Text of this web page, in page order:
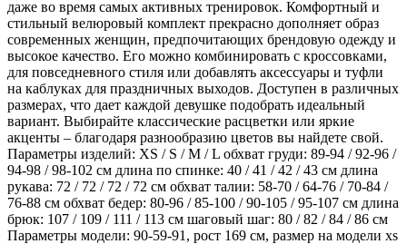
даже во время самых активных тренировок. Комфортный и
стильный велюровый комплект прекрасно дополняет образ
современных женщин, предпочитающих брендовую одежду и
высокое качество. Его можно комбинировать с кроссовками,
для повседневного стиля или добавлять аксессуары и туфли
на каблуках для праздничных выходов. Доступен в различных
размерах, что дает каждой девушке подобрать идеальный
вариант. Выбирайте классические расцветки или яркие
акценты – благодаря разнообразию цветов вы найдете свой.
Параметры изделий: XS / S / M / L обхват груди: 89-94 / 92-96 /
94-98 / 98-102 см длина по спинке: 40 / 41 / 42 / 43 см длина
рукава: 72 / 72 / 72 / 72 см обхват талии: 58-70 / 64-76 / 70-84 /
76-88 см обхват бедер: 80-96 / 85-100 / 90-105 / 95-107 см длина
брюк: 107 / 109 / 111 / 113 см шаговый шаг: 80 / 82 / 84 / 86 см
Параметры модели: 90-59-91, рост 169 см, размер на модели xs